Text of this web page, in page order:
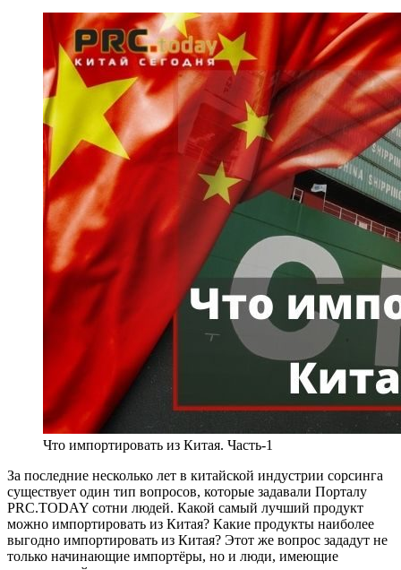
Что импортировать из Китая. Часть-1
За последние несколько лет в китайской индустрии сорсинга
существует один тип вопросов, которые задавали Порталу
PRC.TODAY сотни людей. Какой самый лучший продукт
можно импортировать из Китая? Какие продукты наиболее
выгодно импортировать из Китая? Этот же вопрос зададут не
только начинающие импортёры, но и люди, имеющие